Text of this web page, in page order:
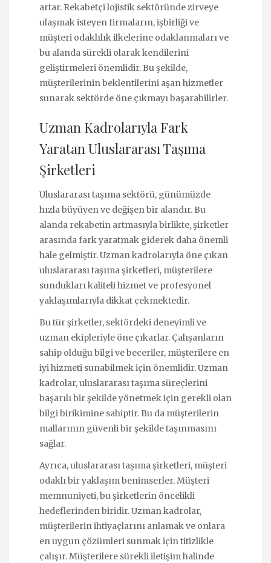
artar. Rekabetçi lojistik sektöründe zirveye
ulaşmak isteyen firmaların, işbirliği ve
müşteri odaklılık ilkelerine odaklanmaları ve
bu alanda sürekli olarak kendilerini
geliştirmeleri önemlidir. Bu şekilde,
müşterilerinin beklentilerini aşan hizmetler
sunarak sektörde öne çıkmayı başarabilirler.
Uzman Kadrolarıyla Fark
Yaratan Uluslararası Taşıma
Şirketleri
Uluslararası taşıma sektörü, günümüzde
hızla büyüyen ve değişen bir alandır. Bu
alanda rekabetin artmasıyla birlikte, şirketler
arasında fark yaratmak giderek daha önemli
hale gelmiştir. Uzman kadrolarıyla öne çıkan
uluslararası taşıma şirketleri, müşterilere
sundukları kaliteli hizmet ve profesyonel
yaklaşımlarıyla dikkat çekmektedir.
Bu tür şirketler, sektördeki deneyimli ve
uzman ekipleriyle öne çıkarlar. Çalışanların
sahip olduğu bilgi ve beceriler, müşterilere en
iyi hizmeti sunabilmek için önemlidir. Uzman
kadrolar, uluslararası taşıma süreçlerini
başarılı bir şekilde yönetmek için gerekli olan
bilgi birikimine sahiptir. Bu da müşterilerin
mallarının güvenli bir şekilde taşınmasını
sağlar.
Ayrıca, uluslararası taşıma şirketleri, müşteri
odaklı bir yaklaşım benimserler. Müşteri
memnuniyeti, bu şirketlerin öncelikli
hedeflerinden biridir. Uzman kadrolar,
müşterilerin ihtiyaçlarını anlamak ve onlara
en uygun çözümleri sunmak için titizlikle
çalışır. Müşterilere sürekli iletişim halinde